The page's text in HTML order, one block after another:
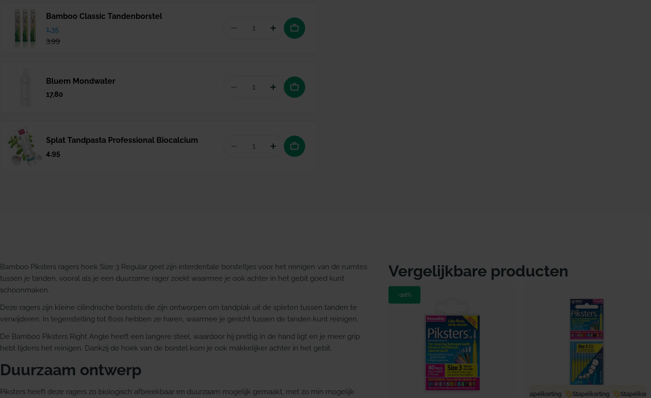
Bamboo Classic Tandenborstel
Verkoopprijs
1,35
Normale
prijs
3,99
Aantal verminderen voor Bamboo classic tandenborstel
Hoeveelheid verhogen voor Bamboo classic tandenborstel
Bluem Mondwater
Normale
17,80 Aantal verminderen voor Bluem mondwater
Hoeveelheid verhogen voor Bluem mondwater
Splat Tandpasta Professional Biocalcium
Normale
4,95 Aantal verminderen voor Splat tandpasta Professional BioCalcium
Hoeveelheid verhogen voor Splat tandpasta Professional BioCalcium
Bamboo Piksters ragers hoek Size 3 Regular geel zijn interdentale borsteltjes voor het reinigen van de ruimtes
tussen je tanden, vooral als je een duurzame rager zoekt waarmee je ook achter in het gebit goed kunt
schoonmaken.
Deze ragers zijn kleine cilindrische borstels die zijn ontworpen om tandplak uit de spleten tussen tanden te
verwijderen. In tegenstelling tot floss hebben ze haren, waarmee je gericht tussen de tanden kunt reinigen.
De Bamboo Piksters Right Angle heeft een langere steel, waardoor hij prettig in de hand ligt en je meer grip
hebt tijdens het reinigen. Dankzij de hoek van de borstel kom je ook makkelijker achter in het gebit.
Duurzaam ontwerp
Piksters heeft deze ragers zo biologisch afbreekbaar en duurzaam mogelijk gemaakt, met zo min mogelijk
Vergelijkbare producten
-20%
Stapelkorting Stapelkorting